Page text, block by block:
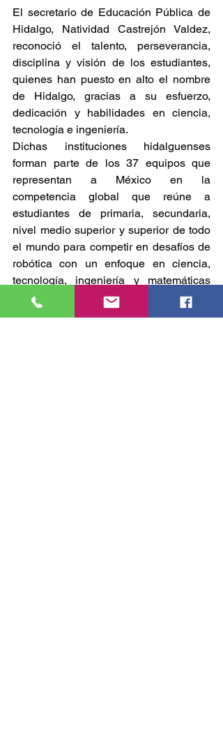
El secretario de Educación Pública de
Hidalgo, Natividad Castrejón Valdez,
reconoció el talento, perseverancia,
disciplina y visión de los estudiantes,
quienes han puesto en alto el nombre
de Hidalgo, gracias a su esfuerzo,
dedicación y habilidades en ciencia,
tecnología e ingeniería.
Dichas instituciones hidalguenses
forman parte de los 37 equipos que
representan a México en la
competencia global que reúne a
estudiantes de primaria, secundaria,
nivel medio superior y superior de todo
el mundo para competir en desafíos de
robótica con un enfoque en ciencia,
tecnología, ingeniería y matemáticas
(STEM).